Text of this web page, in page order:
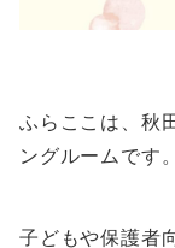
ふらここは、秋
ングルームです。
子どもや保護者